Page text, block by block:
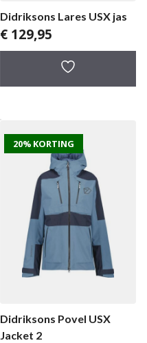
Didriksons Lares USX jas
€ 129,95
20% KORTING
Didriksons Povel USX
Jacket 2